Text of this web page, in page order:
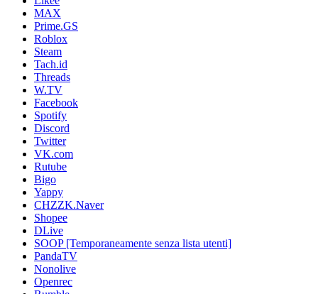
MAX
Prime.GS
Roblox
Steam
Tach.id
Threads
W.TV
Facebook
Spotify
Discord
Twitter
VK.com
Rutube
Bigo
Yappy
CHZZK.Naver
Shopee
DLive
SOOP [Temporaneamente senza lista utenti]
PandaTV
Nonolive
Openrec